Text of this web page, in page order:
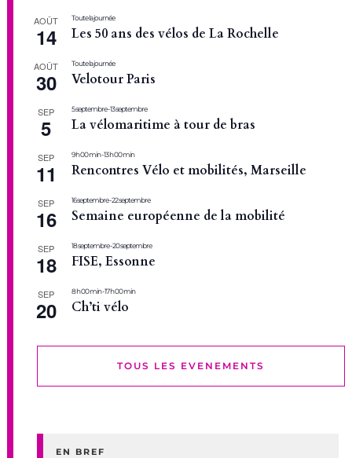
AOÛT
14
Toute la journée
Les 50 ans des vélos de La Rochelle
AOÛT
30
Toute la journée
Velotour Paris
SEP
5
5 septembre-13 septembre
La vélomaritime à tour de bras
SEP
11
9 h 00 min-13 h 00 min
Rencontres Vélo et mobilités, Marseille
SEP
16
16 septembre-22 septembre
Semaine européenne de la mobilité
SEP
18
18 septembre-20 septembre
FISE, Essonne
SEP
20
8 h 00 min-17 h 00 min
Ch’ti vélo
TOUS LES EVENEMENTS
EN BREF